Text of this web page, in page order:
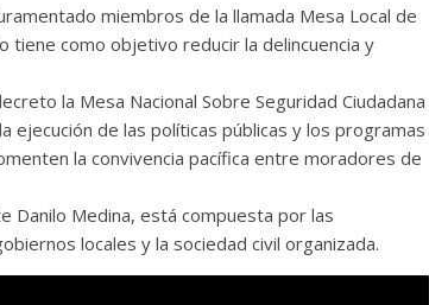
miembros de la llamada Mesa Local de
tiene como objetivo reducir la delincuencia y
la Mesa Nacional Sobre Seguridad Ciudadana
ejecución de las políticas públicas y los programas
la convivencia pacífica entre moradores de
Danilo Medina, está compuesta por las
locales y la sociedad civil organizada.